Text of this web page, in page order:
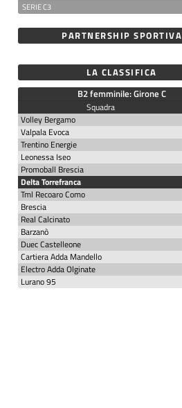
SERIE C3
PARTNERSHIP SPORTIVA
LA CLASSIFICA
B2 femminile: Girone C
Squadra
Volley Bergamo
Valpala Evoca
Trentino Energie
Leonessa Iseo
Promoball Brescia
Delta Torrefranca
Tml Recoaro Como
Brescia
Real Calcinato
Barzanò
Duec Castelleone
Cartiera Adda Mandello
Electro Adda Olginate
Lurano 95